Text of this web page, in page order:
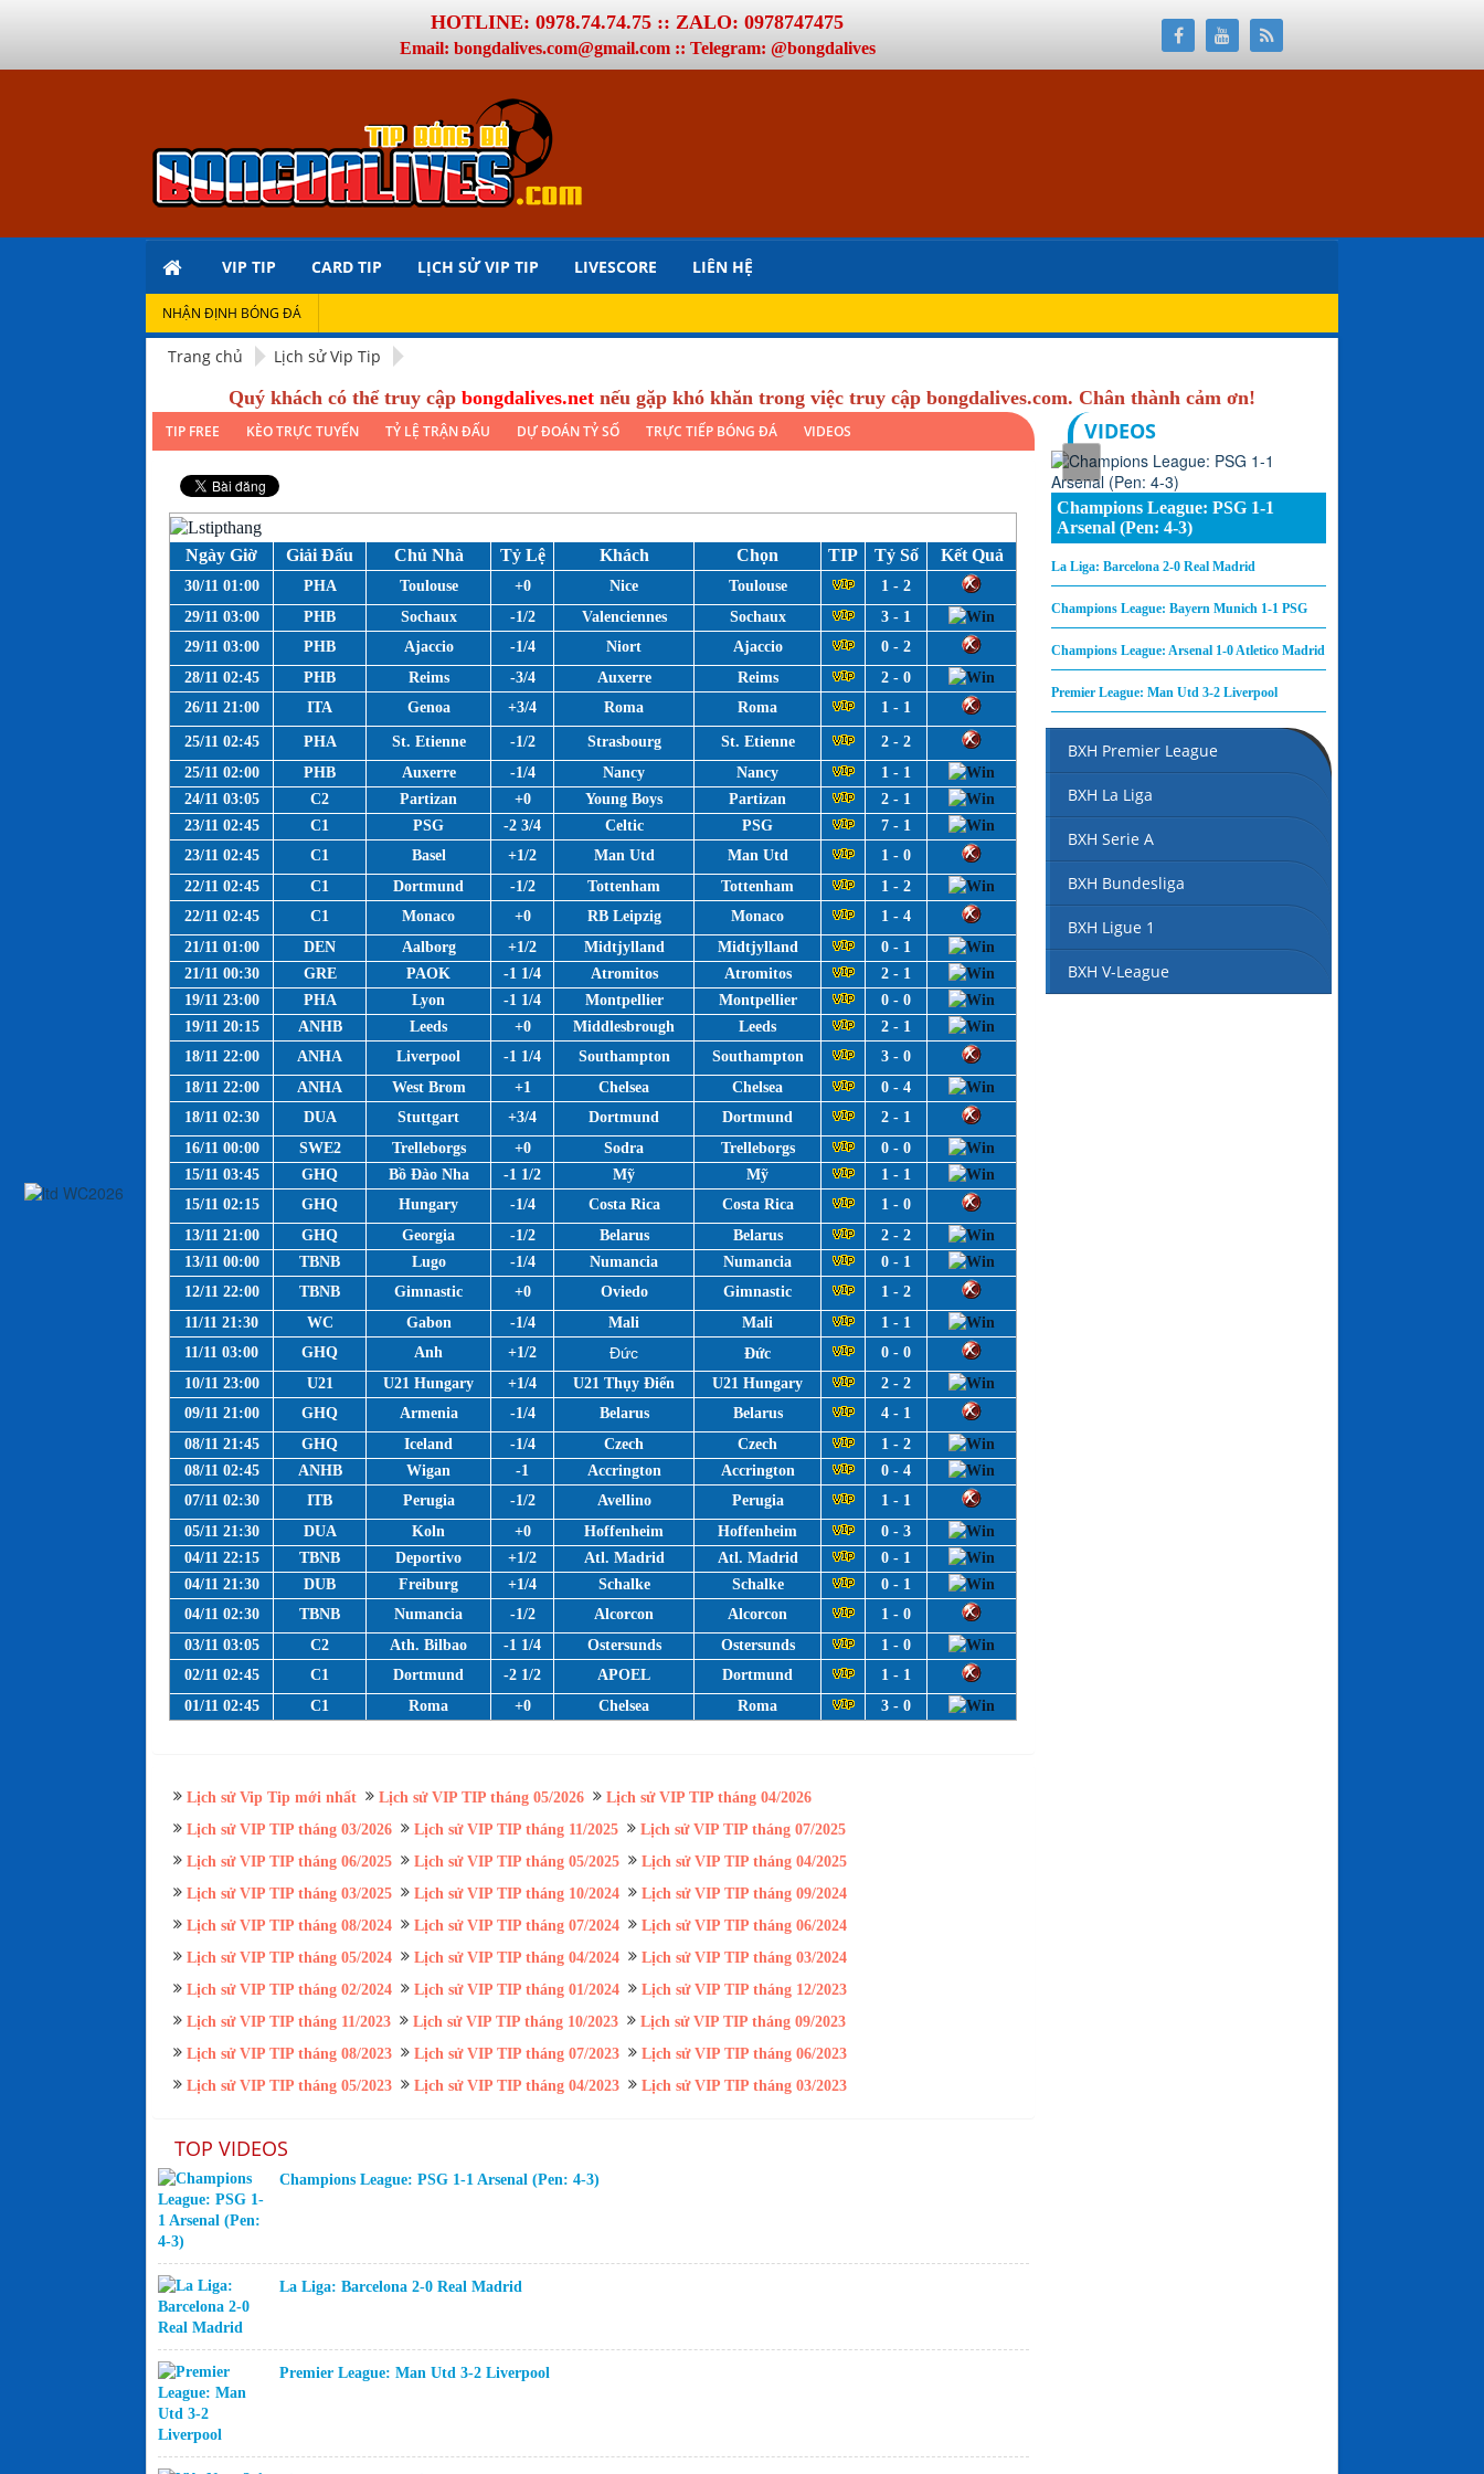
HOTLINE: 0978.74.74.75 :: ZALO: 0978747475
Email: bongdalives.com@gmail.com :: Telegram: @bongdalives
VIP TIP CARD TIP LỊCH SỬ VIP TIP LIVESCORE LIÊN HỆ
NHẬN ĐỊNH BÓNG ĐÁ
Trang chủ Lịch sử Vip Tip
Quý khách có thể truy cập bongdalives.net nếu gặp khó khăn trong việc truy cập bongdalives.com. Chân thành cảm ơn!
TIP FREE KÈO TRỰC TUYẾN TỶ LỆ TRẬN ĐẤU DỰ ĐOÁN TỶ SỐ TRỰC TIẾP BÓNG ĐÁ VIDEOS
Ngày Giờ Giải Đấu Chủ Nhà Tỷ Lệ Khách Chọn TIP Tỷ Số Kết Quả
30/11 01:00 PHA Toulouse +0 Nice Toulouse
1 - 2
29/11 03:00
PHB Sochaux -1/2 Valenciennes Sochaux
3 - 1
29/11 03:00
PHB Ajaccio -1/4 Niort Ajaccio
0 - 2
28/11 02:45
PHB Reims -3/4 Auxerre Reims
2 - 0
26/11 21:00
ITA Genoa +3/4 Roma Roma 1 - 1
25/11 02:45 PHA St. Etienne -1/2 Strasbourg St. Etienne
2 - 2
25/11 02:00
PHB Auxerre -1/4 Nancy Nancy
1 - 1
24/11 03:05
C2 Partizan +0 Young Boys Partizan
2 - 1
23/11 02:45
C1 PSG -2 3/4 Celtic PSG
7 - 1
23/11 02:45
C1 Basel +1/2 Man Utd Man Utd
1 - 0
22/11 02:45
C1 Dortmund -1/2 Tottenham Tottenham
1 - 2
22/11 02:45
C1 Monaco +0 RB Leipzig Monaco
1 - 4
21/11 01:00
DEN Aalborg +1/2 Midtjylland Midtjylland
0 - 1
21/11 00:30
GRE PAOK -1 1/4 Atromitos Atromitos
2 - 1
19/11 23:00
PHA Lyon -1 1/4 Montpellier Montpellier
0 - 0
19/11 20:15
ANHB Leeds +0 Middlesbrough Leeds
2 - 1
18/11 22:00
ANHA Liverpool -1 1/4 Southampton Southampton
3 - 0
18/11 22:00
ANHA West Brom +1 Chelsea Chelsea
0 - 4
18/11 02:30
DUA Stuttgart +3/4 Dortmund Dortmund
2 - 1
16/11 00:00
SWE2 Trelleborgs +0 Sodra Trelleborgs
0 - 0
15/11 03:45
GHQ Bồ Đào Nha -1 1/2 Mỹ Mỹ
1 - 1
15/11 02:15
GHQ Hungary -1/4 Costa Rica Costa Rica
1 - 0
13/11 21:00
GHQ Georgia -1/2 Belarus Belarus
2 - 2
13/11 00:00
TBNB Lugo -1/4 Numancia Numancia
0 - 1
12/11 22:00
TBNB Gimnastic +0 Oviedo Gimnastic
1 - 2
11/11 21:30
WC Gabon -1/4 Mali Mali
1 - 1
11/11 03:00
GHQ Anh +1/2 Đức Đức
0 - 0
10/11 23:00
U21 U21 Hungary +1/4 U21 Thụy Điển U21 Hungary
2 - 2
09/11 21:00
GHQ Armenia -1/4 Belarus Belarus
4 - 1
08/11 21:45
GHQ Iceland -1/4 Czech Czech
1 - 2
08/11 02:45
ANHB Wigan -1 Accrington Accrington
0 - 4
07/11 02:30
ITB Perugia -1/2 Avellino Perugia
1 - 1
05/11 21:30
DUA Koln +0 Hoffenheim Hoffenheim
0 - 3
04/11 22:15
TBNB Deportivo +1/2 Atl. Madrid Atl. Madrid
0 - 1
04/11 21:30
DUB Freiburg +1/4 Schalke Schalke
0 - 1
04/11 02:30
TBNB Numancia -1/2 Alcorcon Alcorcon
1 - 0
03/11 03:05
C2 Ath. Bilbao -1 1/4 Ostersunds Ostersunds
1 - 0
02/11 02:45
C1 Dortmund -2 1/2 APOEL Dortmund
1 - 1
01/11 02:45
C1 Roma +0 Chelsea Roma 3 - 0
Lịch sử Vip Tip mới nhất Lịch sử VIP TIP tháng 05/2026
Lịch sử VIP TIP tháng 04/2026
Lịch sử VIP TIP tháng 03/2026
Lịch sử VIP TIP tháng 11/2025
Lịch sử VIP TIP tháng 07/2025
Lịch sử VIP TIP tháng 06/2025
Lịch sử VIP TIP tháng 05/2025
Lịch sử VIP TIP tháng 04/2025
Lịch sử VIP TIP tháng 03/2025
Lịch sử VIP TIP tháng 10/2024
Lịch sử VIP TIP tháng 09/2024
Lịch sử VIP TIP tháng 08/2024
Lịch sử VIP TIP tháng 07/2024
Lịch sử VIP TIP tháng 06/2024
Lịch sử VIP TIP tháng 05/2024
Lịch sử VIP TIP tháng 04/2024
Lịch sử VIP TIP tháng 03/2024
Lịch sử VIP TIP tháng 02/2024
Lịch sử VIP TIP tháng 01/2024
Lịch sử VIP TIP tháng 12/2023
Lịch sử VIP TIP tháng 11/2023
Lịch sử VIP TIP tháng 10/2023
Lịch sử VIP TIP tháng 09/2023
Lịch sử VIP TIP tháng 08/2023
Lịch sử VIP TIP tháng 07/2023
Lịch sử VIP TIP tháng 06/2023
Lịch sử VIP TIP tháng 05/2023
Lịch sử VIP TIP tháng 04/2023 Lịch sử VIP TIP tháng 03/2023
TOP VIDEOS
Champions League: PSG 1-1 Arsenal (Pen: 4-3)
La Liga: Barcelona 2-0 Real Madrid
Premier League: Man Utd 3-2 Liverpool
VIDEOS
Champions League: PSG 1-1
Arsenal (Pen: 4-3)
La Liga: Barcelona 2-0 Real Madrid
Champions League: Bayern Munich 1-1 PSG
Champions League: Arsenal 1-0 Atletico Madrid
Premier League: Man Utd 3-2 Liverpool
BXH Premier League
BXH La Liga
BXH Serie A
BXH Bundesliga
BXH Ligue 1
BXH V-League